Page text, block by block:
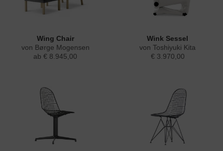
Wing Chair
von Børge Mogensen
ab € 8.945,00
Wink Sessel
von Toshiyuki Kita
€ 3.970,00